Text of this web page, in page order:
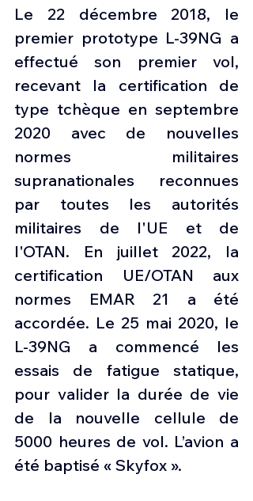
Le 22 décembre 2018, le
premier prototype L-39NG a
effectué son premier vol,
recevant la certification de
type tchèque en septembre
2020 avec de nouvelles
normes militaires
supranationales reconnues
par toutes les autorités
militaires de l'UE et de
l'OTAN. En juillet 2022, la
certification UE/OTAN aux
normes EMAR 21 a été
accordée. Le 25 mai 2020, le
L-39NG a commencé les
essais de fatigue statique,
pour valider la durée de vie
de la nouvelle cellule de
5000 heures de vol. L’avion a
été baptisé « Skyfox ».